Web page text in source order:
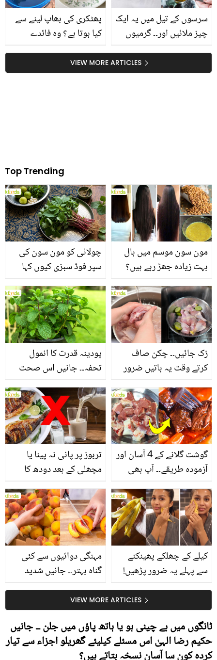
پھٹکری کی بھاپ لینے سے
کیا ہوتا ہے؟ وہ فائدے
ایسا ضرور کریں گے
سرسوں کے تیل میں یہ ایک
چیز ملائیں اور۔۔ گرمیوں
ایسا طریقہ کہ 5 سال تک
مچھر گھر میں نہیں آئیں
VIEW MORE ARTICLES
Top Trending
چولائی کو مون سون کی
سپر فوڈ سبزی کیوں کہا
منرلز اور اینٹی آکسیڈنٹس
سے بھرپور اس سبزی کے
فائدے
مون سون موسم میں بال
بہت زیادہ جھڑ رہے ہیں؟
بنانے کے چند قدرتی طریقے
پودینہ قدرت کا انمول
تحفہ۔۔ جانیں اس صحت
انگیز طبی فوائد
رُک جائیں۔۔ چکن صاف
کرتے وقت یہ باتیں ضرور
تربوز پر پانی نہ پینا یا
مچھلی کے بعد دودھ کا
سے متعلق غلط فہمیوں کی
حقیقت کیا ہے اور افواہ
کیا؟
گوشت گلانے کے 4 آسان اور
آزمودہ طریقے۔۔ آپ بھی
بتائے راز
مہنگی دوائیوں سے کئی
گناہ بہتر۔۔ جانیں شدید
کیوں کھانا چاہیے؟
کیلے کے چھلکے پھینکنے
سے پہلے یہ ضرور پڑھیں!
سستا اور قدرتی حلVIEW MORE ARTICLES
ٹانگوں میں بے چینی ہو یا ہاتھ پاؤں میں جلن ۔۔ جانیں
حکیم رضا الہیٰ اس مسئلے کیلیئے گھریلو اجزاء سے تیار
کردہ کون سا آسان نسخہ بتاتے ہیں؟